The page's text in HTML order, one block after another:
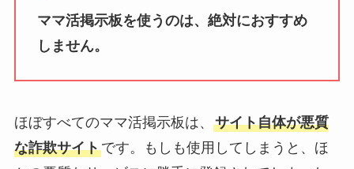
ママ活掲示板を使うのは、絶対におすすめ
しません。
ほぼすべてのママ活掲示板は、 サイト自体が悪質
な詐欺サイトです。もしも使用してしまうと、ほ